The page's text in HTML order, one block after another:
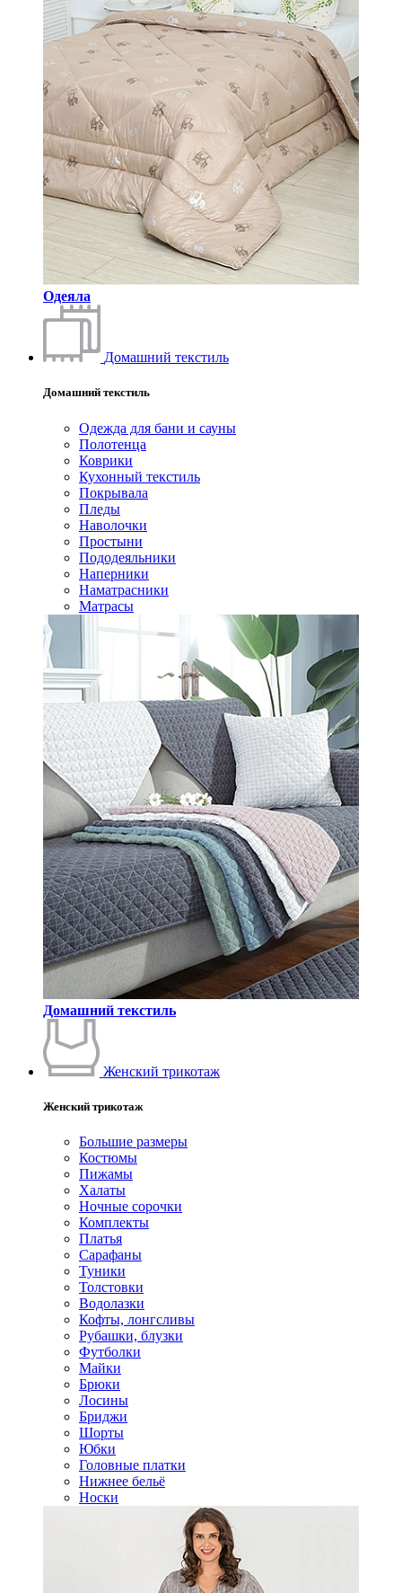
Одеяла
Домашний текстиль
Домашний текстиль
Одежда для бани и сауны
Полотенца
Коврики
Кухонный текстиль
Покрывала
Пледы
Наволочки
Простыни
Пододеяльники
Наперники
Наматрасники
Матрасы
Домашний текстиль
Женский трикотаж
Женский трикотаж
Большие размеры
Костюмы
Пижамы
Халаты
Ночные сорочки
Комплекты
Платья
Сарафаны
Туники
Толстовки
Водолазки
Кофты, лонгсливы
Рубашки, блузки
Футболки
Майки
Брюки
Лосины
Бриджи
Шорты
Юбки
Головные платки
Нижнее бельё
Носки